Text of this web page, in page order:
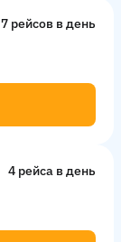
7 рейсов в день
4 рейсa в день